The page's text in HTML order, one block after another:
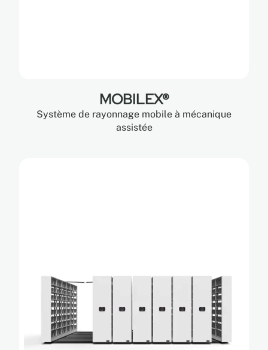
MOBILEX®
Système de rayonnage mobile à mécanique
assistée